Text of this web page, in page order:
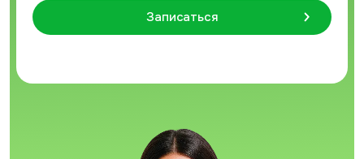
Записаться